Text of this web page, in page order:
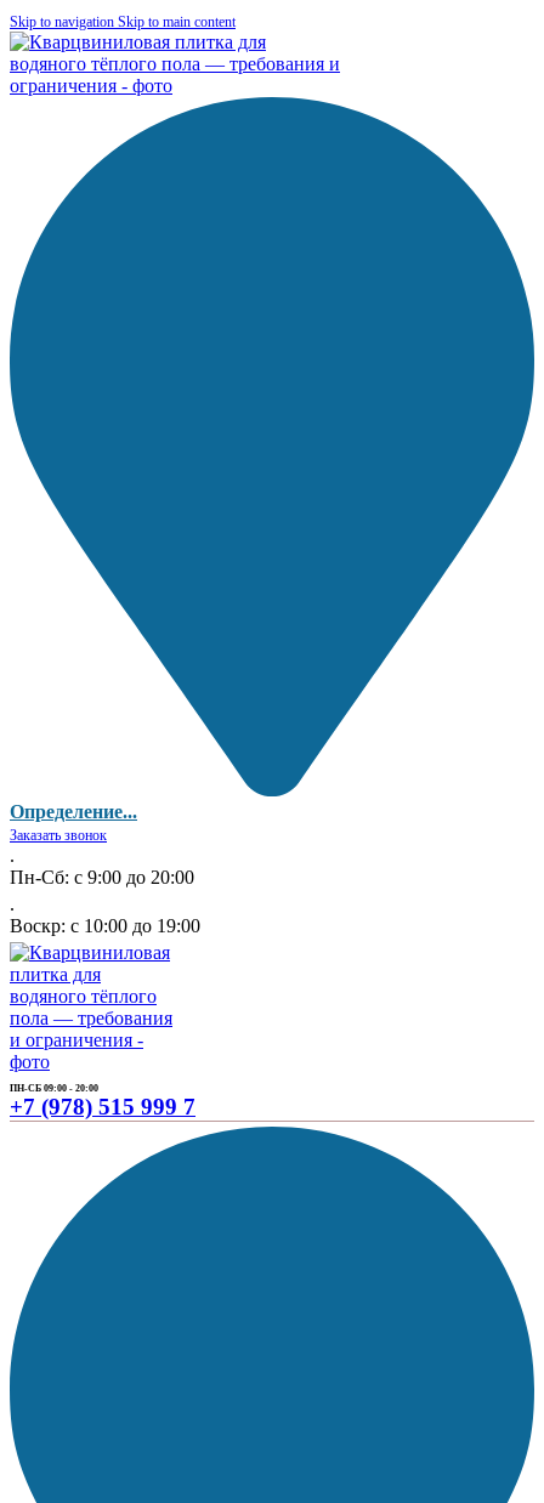
Skip to navigation Skip to main content
Определение...
Заказать звонок
.
Пн-Сб: с 9:00 до 20:00
.
Воскр: с 10:00 до 19:00
ПН-СБ 09:00 - 20:00
+7 (978) 515 999 7